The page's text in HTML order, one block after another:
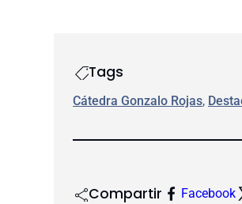
Tags
Cátedra Gonzalo Rojas,
Compartir Facebook